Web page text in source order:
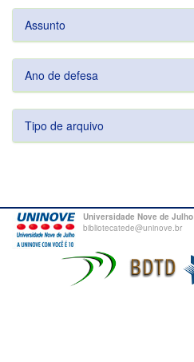
Assunto
Ano de defesa
Tipo de arquivo
Universidade Nove de Julho
bibliotecatede@uninove.br